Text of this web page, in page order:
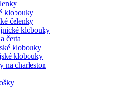
klobouky
čelenky
klobouky
čerta
klobouky
klobouky
na charleston